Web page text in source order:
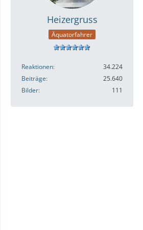
Heizergruss
Äquatorfahrer
Reaktionen
34.224
Beiträge
25.640
Bilder
111